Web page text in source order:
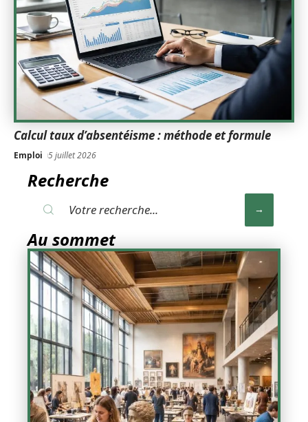
Calcul taux d’absentéisme : méthode et formule
Emploi 5 juillet 2026
Recherche
Au sommet